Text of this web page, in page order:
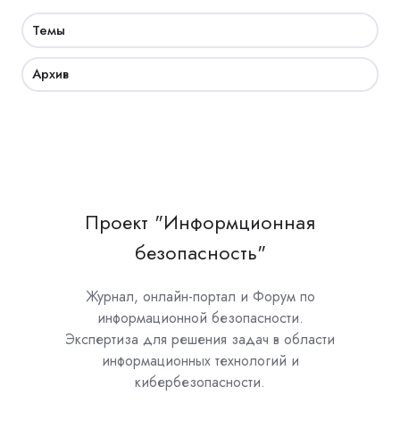
Темы
Архив
Проект "Информционная
безопасность"
Журнал, онлайн-портал и Форум по
информационной безопасности.
Экспертиза для решения задач в области
информационных технологий и
кибербезопасности.